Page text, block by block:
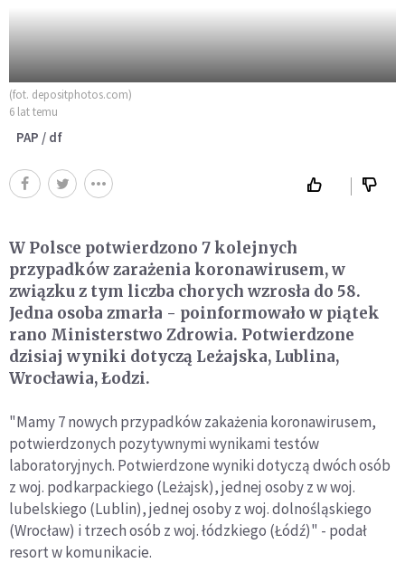
(fot. depositphotos.com)
6 lat temu
PAP / df
W Polsce potwierdzono 7 kolejnych
przypadków zarażenia koronawirusem, w
związku z tym liczba chorych wzrosła do 58.
Jedna osoba zmarła - poinformowało w piątek
rano Ministerstwo Zdrowia. Potwierdzone
dzisiaj wyniki dotyczą Leżajska, Lublina,
Wrocławia, Łodzi.
"Mamy 7 nowych przypadków zakażenia koronawirusem,
potwierdzonych pozytywnymi wynikami testów
laboratoryjnych. Potwierdzone wyniki dotyczą dwóch osób
z woj. podkarpackiego (Leżajsk), jednej osoby z w woj.
lubelskiego (Lublin), jednej osoby z woj. dolnośląskiego
(Wrocław) i trzech osób z woj. łódzkiego (Łódź)" - podał
resort w komunikacie.